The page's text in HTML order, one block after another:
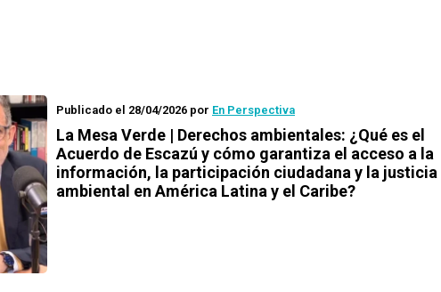
Publicado el 28/04/2026 por En Perspectiva
La Mesa Verde | Derechos ambientales: ¿Qué es el
Acuerdo de Escazú y cómo garantiza el acceso a la
información, la participación ciudadana y la justicia
ambiental en América Latina y el Caribe?